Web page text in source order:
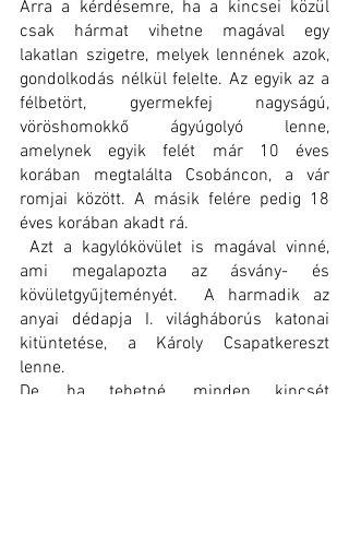
Arra a kérdésemre, ha a kincsei közül
csak hármat vihetne magával egy
lakatlan szigetre, melyek lennének azok,
gondolkodás nélkül felelte. Az egyik az a
félbetört, gyermekfej nagyságú,
vöröshomokkő ágyúgolyó lenne,
amelynek egyik felét már 10 éves
korában megtalálta Csobáncon, a vár
romjai között. A másik felére pedig 18
éves korában akadt rá.
ami megalapozta az ásvány- és
kövületgyűjteményét.  A harmadik az
anyai dédapja I. világháborús katonai
kitüntetése, a Károly Csapatkereszt
lenne.
De, ha tehetné, minden kincsét